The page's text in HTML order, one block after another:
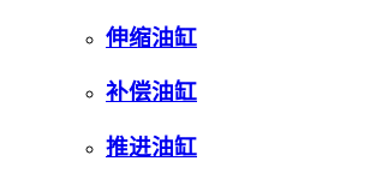
伸缩油缸
补偿油缸
推进油缸